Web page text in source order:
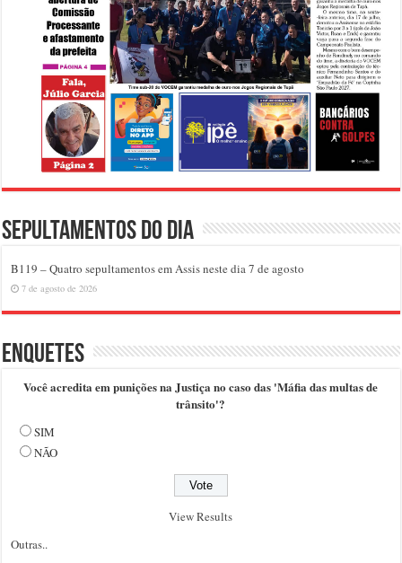
Sepultamentos do dia
B119 – Quatro sepultamentos em Assis neste dia 7 de agosto
7 de agosto de 2026
Enquetes
Você acredita em punições na Justiça no caso das 'Máfia das multas de
trânsito'?
SIM
NÃO
View Results
Outras..